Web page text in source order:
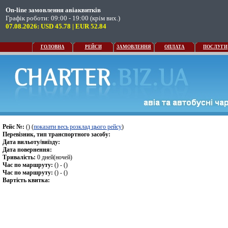
On-line замовлення авіаквитків
Графік роботи: 09:00 - 19:00 (крім вих.)
07.08.2026: USD 45.78 | EUR 52.84
ГОЛОВНА РЕЙСИ ЗАМОВЛЕННЯ ОПЛАТА ПОСЛУГИ
Рейс №: () (показати весь розклад цього рейсу)
Перевізник, тип транспортного засобу:
Дата вильоту/виїзду:
Дата повернення:
Тривалість: 0 дней(ночей)
Час по маршруту: () - ()
Час по маршруту: () - ()
Вартість квитка: